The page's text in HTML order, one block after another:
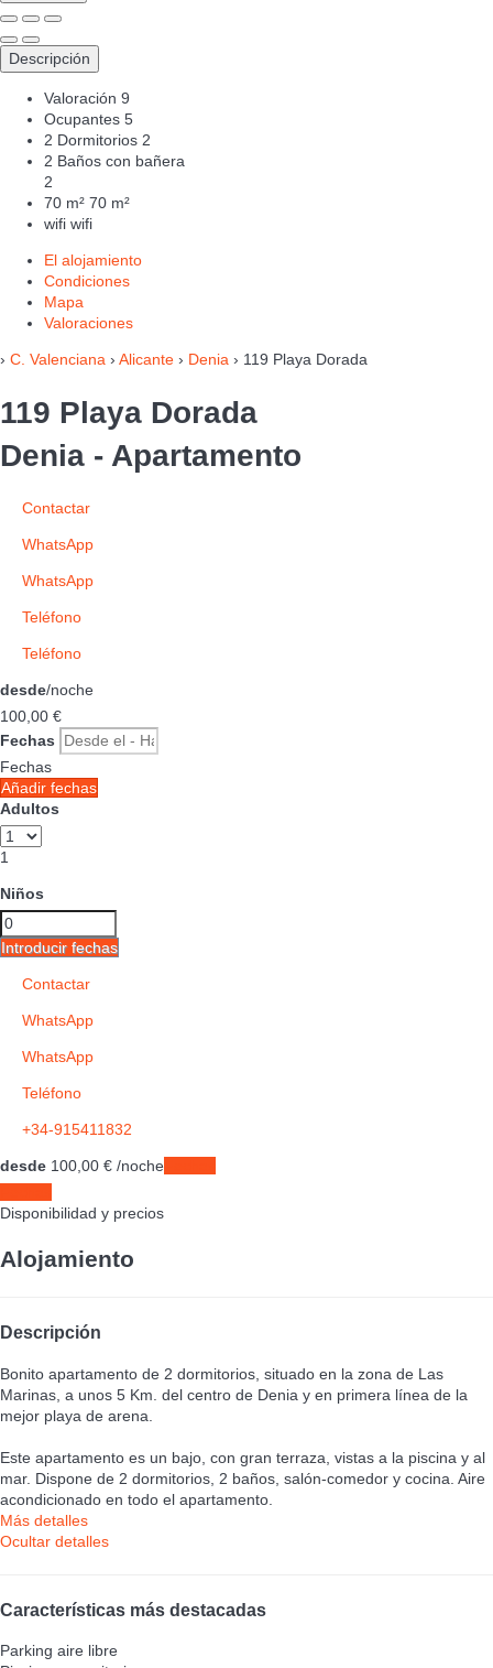
Descripción
Valoración 9
Ocupantes 5
2 Dormitorios 2
2 Baños con bañera
2
70 m² 70 m²
wifi wifi
El alojamiento
Condiciones
Mapa
Valoraciones
› C. Valenciana › Alicante › Denia › 119 Playa Dorada
119 Playa Dorada
Denia - Apartamento
Contactar
WhatsApp
WhatsApp
Teléfono
Teléfono
desde/noche
100, 00 €
Fechas
Fechas
Añadir fechas
Adultos
1
Niños
Introducir fechas
Contactar
WhatsApp
WhatsApp
Teléfono
+34-915411832
desde 100, 00 € /noche
Disponibilidad y precios
Alojamiento
Descripción
Bonito apartamento de 2 dormitorios, situado en la zona de Las
Marinas, a unos 5 Km. del centro de Denia y en primera línea de la
mejor playa de arena.
Este apartamento es un bajo, con gran terraza, vistas a la piscina y al
mar. Dispone de 2 dormitorios, 2 baños, salón-comedor y cocina. Aire
acondicionado en todo el apartamento.
Más detalles
Ocultar detalles
Características más destacadas
Parking aire libre